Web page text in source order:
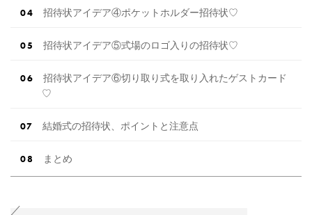
招待状アイデア④ポケットホルダー招待状♡
招待状アイデア⑤式場のロゴ入りの招待状♡
招待状アイデア⑥切り取り式を取り入れたゲストカード
♡
結婚式の招待状、ポイントと注意点
まとめ